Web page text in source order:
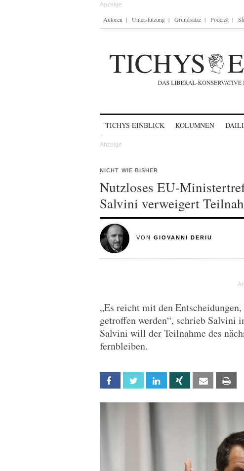
Autoren Unterstützung Grundsätze Podcast
TICHYS EINBLICK KOLUMNEN
NICHT WIE BISHER
Nutzloses EU-
Salvini verweigert
VON GIOVANNI DERIU
„Es reicht mit den
getroffen werden“, schrieb Salvini
Salvini will der Teilnahme des
fernbleiben.
Facebook Twitter Linkedin Xing Email